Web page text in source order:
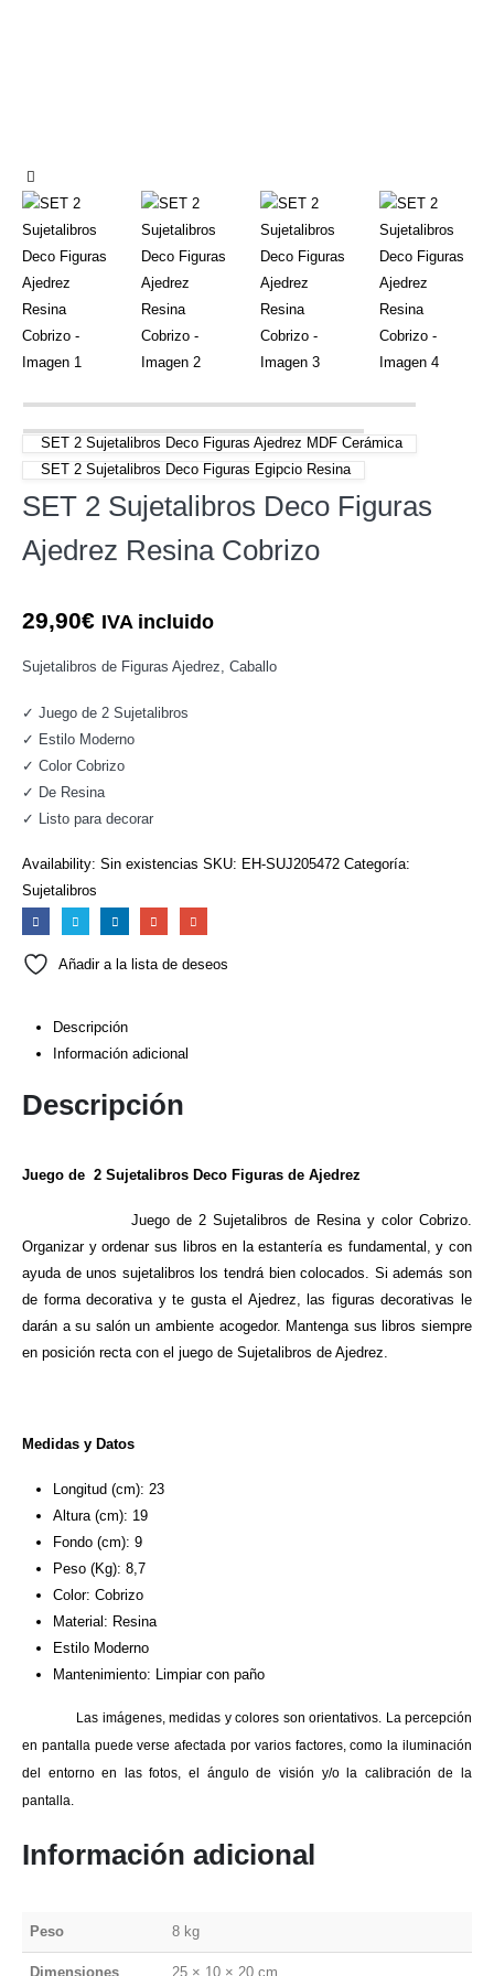
SET 2 Sujetalibros Deco Figuras Ajedrez MDF Cerámica
SET 2 Sujetalibros Deco Figuras Egipcio Resina
SET 2 Sujetalibros Deco Figuras
Ajedrez Resina Cobrizo
29,90€ IVA incluido
Sujetalibros de Figuras Ajedrez, Caballo
✓ Juego de 2 Sujetalibros
✓ Estilo Moderno
✓ Color Cobrizo
✓ De Resina
✓ Listo para decorar
Availability: Sin existencias SKU: EH-SUJ205472 Categoría:
Sujetalibros
Añadir a la lista de deseos
Descripción
Información adicional
Descripción
Juego de 2 Sujetalibros Deco Figuras de Ajedrez
Juego de 2 Sujetalibros de Resina y color Cobrizo.
Organizar y ordenar sus libros en la estantería es fundamental, y con
ayuda de unos sujetalibros los tendrá bien colocados. Si además son
de forma decorativa y te gusta el Ajedrez, las figuras decorativas le
darán a su salón un ambiente acogedor. Mantenga sus libros siempre
en posición recta con el juego de Sujetalibros de Ajedrez.
Medidas y Datos
Longitud (cm): 23
Altura (cm): 19
Fondo (cm): 9
Peso (Kg): 8,7
Color: Cobrizo
Material: Resina
Estilo Moderno
Mantenimiento: Limpiar con paño
Las imágenes, medidas y colores son orientativos. La percepción
en pantalla puede verse afectada por varios factores, como la iluminación
del entorno en las fotos, el ángulo de visión y/o la calibración de la
pantalla.
Información adicional
Peso 8 kg
Dimensiones 25 × 10 × 20 cm